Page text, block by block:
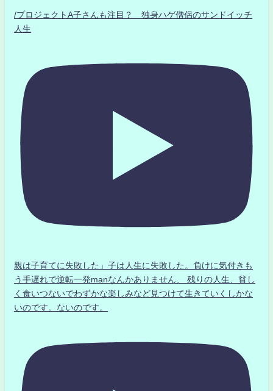
/プロジェクトA子さんも注目？ 独身ハゲ僧侶のサンドイッチ
人生
親は子育てに失敗した」子は人生に失敗した。負けに気付きも
う手遅れで逆転一発manなんかありません、 残りの人生、貧し
く食いつないでわずかな楽しみなど見つけて生きていくしかな
いのです。ないのです。